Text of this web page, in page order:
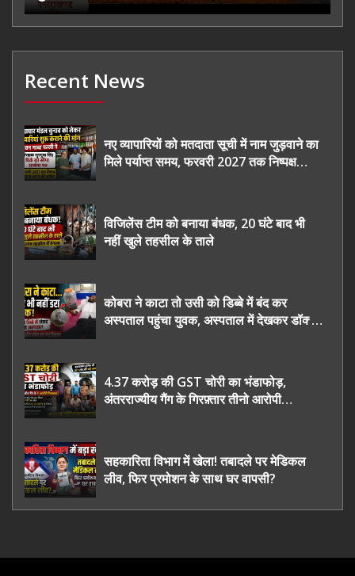
Recent News
नए व्यापारियों को मतदाता सूची में नाम जुड़वाने का
मिले पर्याप्त समय, फरवरी 2027 तक निष्पक्ष
विजिलेंस टीम को बनाया बंधक, 20 घंटे बाद भी
नहीं खुले तहसील के ताले
कोबरा ने काटा तो उसी को डिब्बे में बंद कर
अस्पताल पहुंचा युवक, अस्पताल में देखकर डॉक्टर
4.37 करोड़ की GST चोरी का भंडाफोड़,
अंतरराज्यीय गैंग के गिरफ़्तार तीनो आरोपी
सहकारिता विभाग में खेला! तबादले पर मेडिकल
लीव, फिर प्रमोशन के साथ घर वापसी?